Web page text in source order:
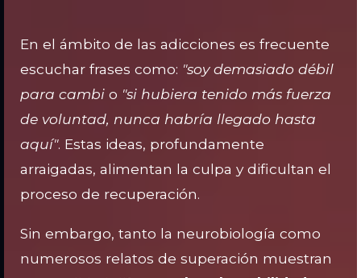
En el ámbito de las adicciones es frecuente
escuchar frases como: "soy demasiado débil
para cambi o "si hubiera tenido más fuerza
de voluntad, nunca habría llegado hasta
aquí". Estas ideas, profundamente
arraigadas, alimentan la culpa y dificultan el
proceso de recuperación.
Sin embargo, tanto la neurobiología como
numerosos relatos de superación muestran